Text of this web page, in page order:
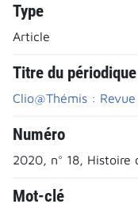
Type
Article
Titre du périodique
Clio@Thémis :
Numéro
2020, n° 18,
Mot-clé